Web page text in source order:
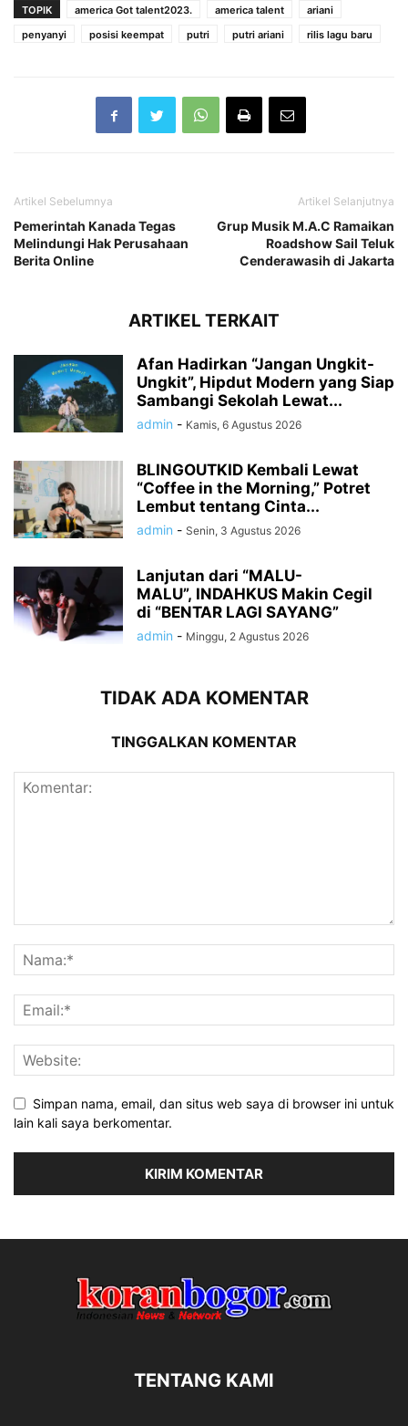
TOPIK america Got talent2023. america talent
ariani
penyanyi
posisi keempat putri putri ariani rilis lagu baru
Artikel Sebelumnya
Pemerintah Kanada Tegas
Melindungi Hak Perusahaan
Berita Online
Artikel Selanjutnya
Grup Musik M.A.C Ramaikan
Roadshow Sail Teluk
Cenderawasih di Jakarta
ARTIKEL TERKAIT
Afan Hadirkan “Jangan Ungkit-
Ungkit”, Hipdut Modern yang Siap
Sambangi Sekolah Lewat...
admin - Kamis, 6 Agustus 2026
BLINGOUTKID Kembali Lewat
“Coffee in the Morning,” Potret
Lembut tentang Cinta...
admin - Senin, 3 Agustus 2026
Lanjutan dari “MALU-
MALU”, INDAHKUS Makin Cegil
di “BENTAR LAGI SAYANG”
admin - Minggu, 2 Agustus 2026
TIDAK ADA KOMENTAR
TINGGALKAN KOMENTAR
Simpan nama, email, dan situs web saya di browser ini untuk
lain kali saya berkomentar.
TENTANG KAMI